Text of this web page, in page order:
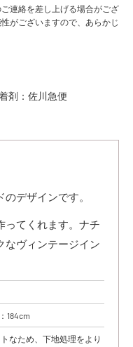
連絡を差し上げる場合がござ
がございますので、あらかじ
剤：佐川急便
デザインです。
ってくれます。ナチ
なヴィンテージイン
184cm
なため、下地処理をより